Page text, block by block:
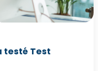
testé Test